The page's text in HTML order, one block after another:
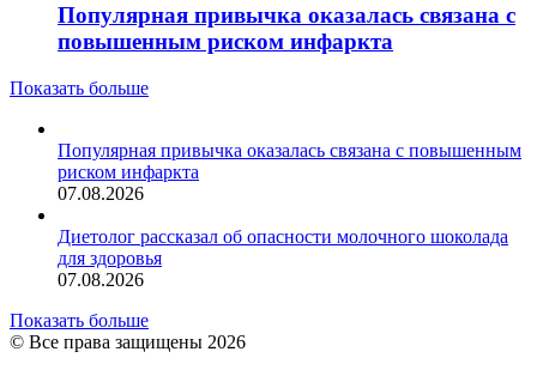
Популярная привычка оказалась связана с
повышенным риском инфаркта
Показать больше
Популярная привычка оказалась связана с повышенным
риском инфаркта
07.08.2026
Диетолог рассказал об опасности молочного шоколада
для здоровья
07.08.2026
Показать больше
© Все права защищены 2026